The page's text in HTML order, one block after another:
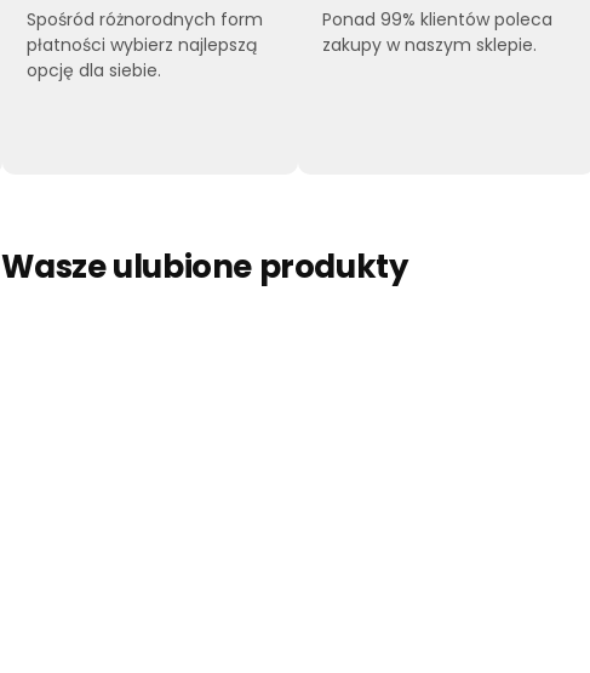
Spośród różnorodnych form
płatności wybierz najlepszą
opcję dla siebie.
Ponad 99% klientów poleca
zakupy w naszym sklepie.
Wasze ulubione produkty